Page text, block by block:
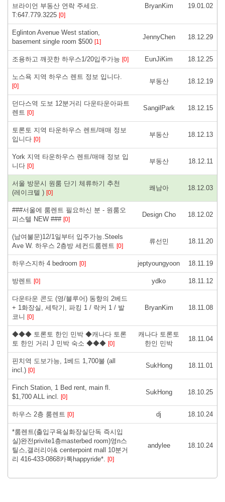
브라이언 부동산 연락 주세요.
T:647.779.3225 [0]
BryanKim 19.01.02
Eglinton Avenue West station,
basement single room $500 [1]
JennyChen 18.12.29
조용하고 깨끗한 하우스1/20입주가능 [0] EunJiKim 18.12.25
노스욕 지역 하우스 렌트 정보 입니다.
[0]
부동산 18.12.19
던다스역 도보 12분거리 다운타운아파트
렌트 [0]
SangilPark 18.12.15
토론토 지역 타운하우스 렌트/매매 정보
입니다 [0]
부동산 18.12.13
York 지역 타운하우스 렌트/매매 정보 입
니다 [0]
부동산 18.12.11
서울 방문시 원룸 단기 체류하기 추천
(레이크텔 ) [0]
쾌남아 18.12.03
###서울에 룸렌트 필요하신 분 - 원룸오
피스텔 NEW ### [0]
Design Cho 18.12.02
(남여불문)12/1일부터 입주가능.Steels
Ave W. 하우스 2층방 세컨드룸렌트 [0]
류선민 18.11.20
하우스지하 4 bedroom [0] jeptyoungyoon 18.11.19
방렌트 [0] ydko 18.11.12
다운타운 콘도 (영/블루어) 동향의 2베드
+ 1화장실, 세탁기, 파킹 1 / 락커 1 / 발
코니 [0]
BryanKim 18.11.08
◆◆◆ 토론토 한인 민박 ◆캐나다 토론
토 한인 거리 J 민박 숙소 ◆◆◆ [0]
캐나다 토론토
한인 민박
18.11.04
핀치역 도보가능, 1베드 1,700불 (all
incl.) [0]
SukHong 18.11.01
Finch Station, 1 Bed rent, main fl.
$1,700 ALL incl. [0]
SukHong 18.10.25
하우스 2층 룸렌트 [0] dj 18.10.24
*룸렌트(출입구욕실화장실단독 즉시입
실)완전privite1층masterbed room)영n스
틸스,갤러리아& centerpoint mall 10분거
리 416-433-0868카톡happyride*. [0]
andylee 18.10.24